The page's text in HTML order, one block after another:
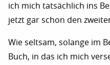
ich mich tatsächlich ins
jetzt gar schon den
Wie seltsam, solange im
Buch, in das ich mich